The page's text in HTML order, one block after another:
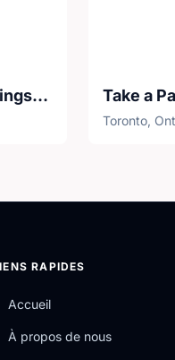
St. Vincent de Paul Society of Kingston Take a
Toronto,
RAPIDES
Accueil
À propos de nous